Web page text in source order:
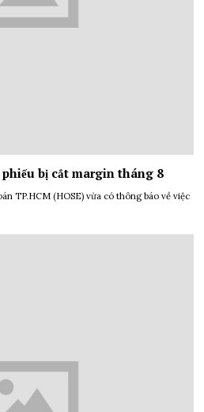
phiếu bị cắt margin tháng 8
TP.HCM (HOSE) vừa có thông báo về việc